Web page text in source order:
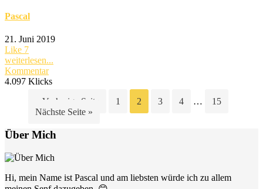
Pascal
21. Juni 2019
Like 7
weiterlesen...
Kommentar
4.097 Klicks
« Vorherige Seite
1 2 3 4 …
15
Nächste Seite »
Über Mich
Hi, mein Name ist Pascal und am liebsten würde ich zu allem